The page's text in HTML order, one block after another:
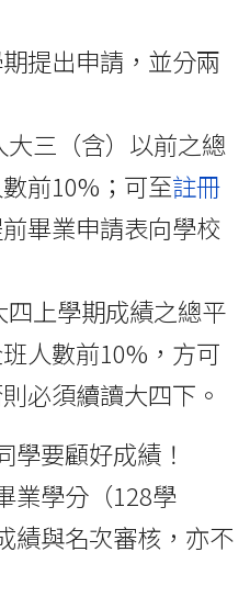
提出申請，並分兩
大三（含）以前之總
前10%； 可至註冊
畢業申請表向學校
四上學期成績之總平
人數前10%，方可
必須續讀大四下。
學要顧好成績！
業學分（128學
績與名次審核，亦不